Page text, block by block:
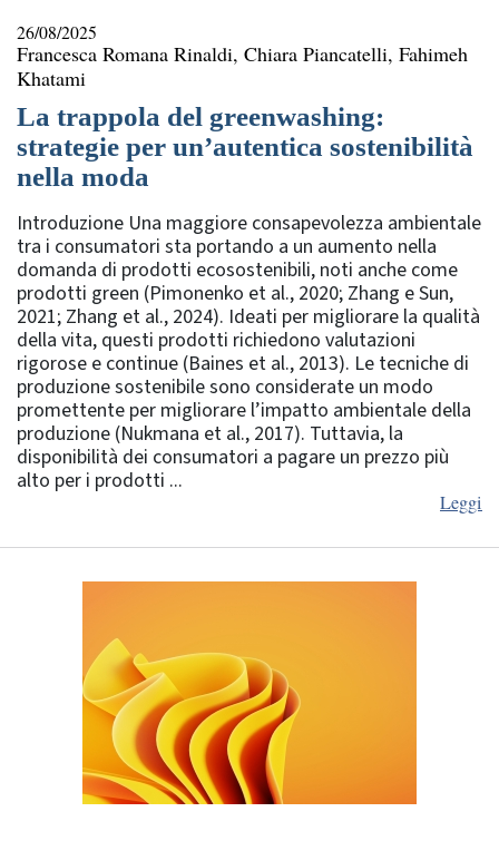
26/08/2025
Francesca Romana Rinaldi, Chiara Piancatelli, Fahimeh
Khatami
La trappola del greenwashing:
strategie per un’autentica sostenibilità
nella moda
Introduzione Una maggiore consapevolezza ambientale
tra i consumatori sta portando a un aumento nella
domanda di prodotti ecosostenibili, noti anche come
prodotti green (Pimonenko et al., 2020; Zhang e Sun,
2021; Zhang et al., 2024). Ideati per migliorare la qualità
della vita, questi prodotti richiedono valutazioni
rigorose e continue (Baines et al., 2013). Le tecniche di
produzione sostenibile sono considerate un modo
promettente per migliorare l’impatto ambientale della
produzione (Nukmana et al., 2017). Tuttavia, la
disponibilità dei consumatori a pagare un prezzo più
alto per i prodotti ...
Leggi